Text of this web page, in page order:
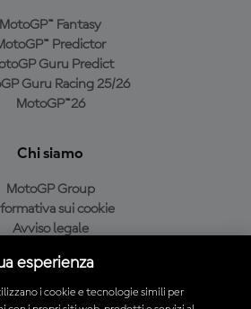
MotoGP™ Fantasy
Predictor
Guru Predict
Guru Racing 25/26
MotoGP™26
Chi siamo
MotoGP Group
sui cookie
Avviso legale
di acquisto
esperienza
i cookie e tecnologie simili per